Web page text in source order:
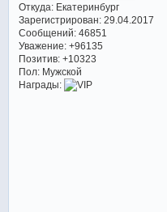
Откуда:Екатеринбург
Зарегистрирован: 29.04.2017
Сообщений:46851
Уважение: +96135
Позитив: +10323
Пол:Мужской
Награды: